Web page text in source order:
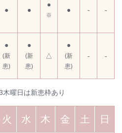
● ●
●
※
● - -
●
(新
患)
●
(新
患)
△
●
(新
患)
- -
曜日は新患枠あり
火 水 木 金 土 日